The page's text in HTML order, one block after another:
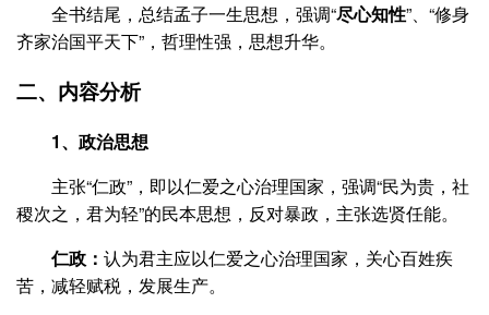
全书结尾，总结孟子一生思想，强调“尽心知性”、“修身
齐家治国平天下”，哲理性强，思想升华。
二、内容分析
1、政治思想
主张“仁政”，即以仁爱之心治理国家，强调“民为贵，社
稷次之，君为轻”的民本思想，反对暴政，主张选贤任能。
仁政： 认为君主应以仁爱之心治理国家，关心百姓疾
苦，减轻赋税，发展生产。